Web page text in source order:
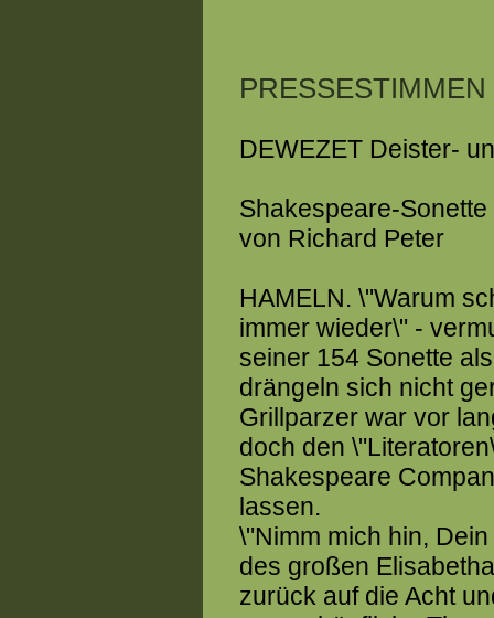
PRESSESTIMMEN
DEWEZET Deister-
Shakespeare-
von Richard Peter
HAMELN. \"Warum
immer wieder\" -
seiner 154 Sonette
drängeln sich nicht
Grillparzer war vor
doch den
Shakespeare
lassen.
\"Nimm mich hin,
des großen
zurück auf die Acht